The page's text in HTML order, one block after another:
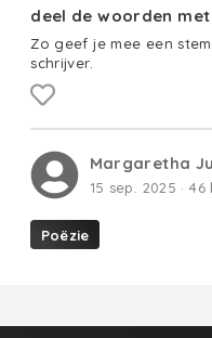
deel de woorden
Zo geef je mee een
schrijver.
Margaretha
15 sep. 2025 ·
Poëzie